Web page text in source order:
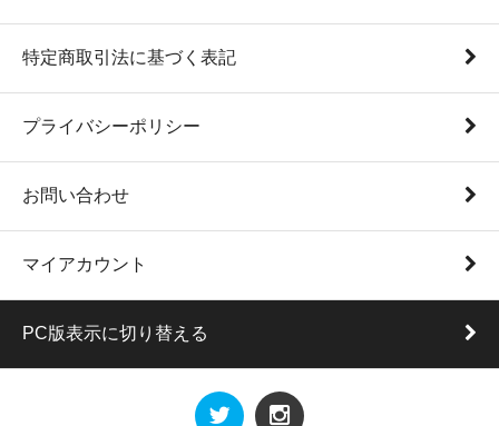
特定商取引法に基づく表記
プライバシーポリシー
お問い合わせ
マイアカウント
PC版表示に切り替える